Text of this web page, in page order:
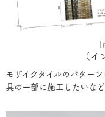
（イ
モザイクタイルのパター
具の一部に施工したいな